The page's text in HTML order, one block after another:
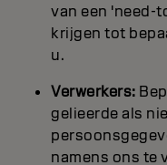
van een 'need-
krijgen tot
u.
Verwerkers:
gelieerde als
namens ons te